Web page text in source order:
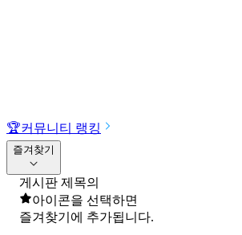
🏆커뮤니티 랭킹
즐겨찾기
게시판 제목의
아이콘을 선택하면
즐겨찾기에 추가됩니다.